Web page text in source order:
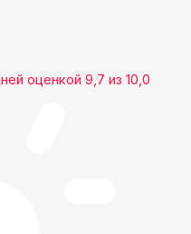
оценкой 9,7 из 10,0